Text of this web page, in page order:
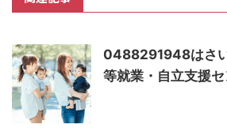
0488291948はさ
等就業・自立支援